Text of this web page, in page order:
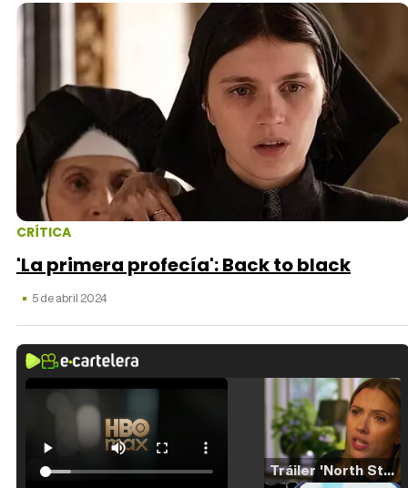
CRÍTICA
'La primera profecía': Back to black
5 de abril 2024
Tráiler 'North Star' (2023)